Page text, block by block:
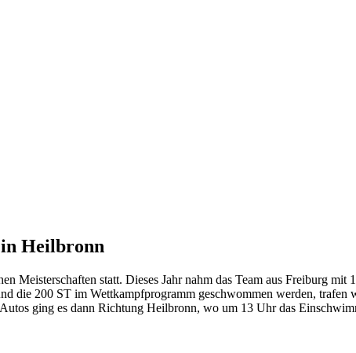
Heilbronn
Meisterschaften statt. Dieses Jahr nahm das Team aus Freiburg mit
die 200 ST im Wettkampfprogramm geschwommen werden, trafen
ging es dann Richtung Heilbronn, wo um 13 Uhr das